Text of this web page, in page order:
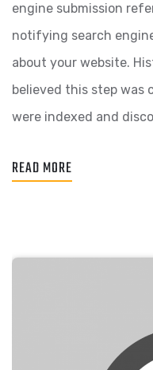
engine submission
notifying search
about your website.
believed this step was
were indexed and
READ MORE